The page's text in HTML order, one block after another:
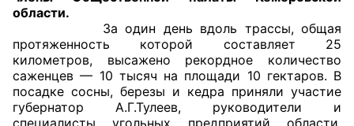
Главная
Общественные советы
области.
За один день вдоль трассы, общая
протяженность которой составляет 25
километров, высажено рекордное количество
саженцев — 10 тысяч на площади 10 гектаров. В
посадке сосны, березы и кедра приняли участие
губернатор А.Г.Тулеев, руководители и
специалисты угольных предприятий области,